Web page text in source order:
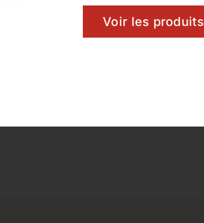
Voir les produits